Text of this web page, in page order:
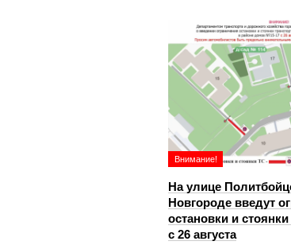
Внимание!
На улице
Новгороде введут
остановки и
с 26 августа